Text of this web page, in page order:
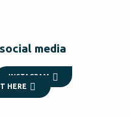
media
INSTAGRAM
HERE